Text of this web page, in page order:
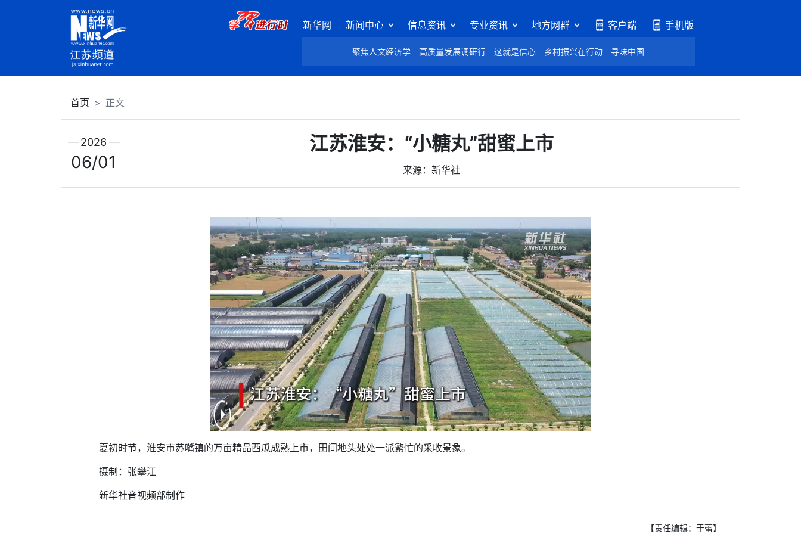
新华网 新闻中心 信息资讯 专业资讯 地方网群 客户端 手机版
聚焦人文经济学 高质量发展调研行 这就是信心 乡村振兴在行动 寻味中国
首页 正文
江苏淮安：“小糖丸”甜蜜上市
来源：新华社
2026
06/01
夏初时节，淮安市苏嘴镇的万亩精品西瓜成熟上市，田间地头处处一派繁忙的采收景象。
摄制：张攀江
新华社音视频部制作
【责任编辑：于蕾】